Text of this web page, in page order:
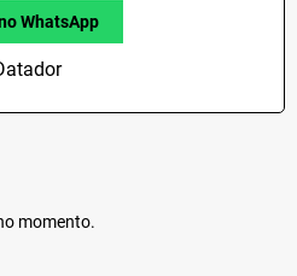
WhatsApp
momento.